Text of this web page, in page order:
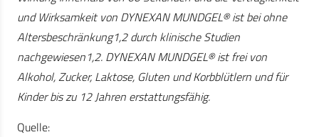
und Wirksamkeit von DYNEXAN MUNDGEL® ist bei ohne
Altersbeschränkung1,2 durch klinische Studien
nachgewiesen1,2. DYNEXAN MUNDGEL® ist frei von
Alkohol, Zucker, Laktose, Gluten und Korbblütlern und für
Kinder bis zu 12 Jahren erstattungsfähig.
Quelle: